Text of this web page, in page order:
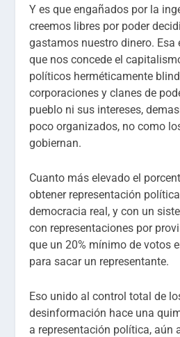
Y es que engañados por la
creemos libres por poder
gastamos nuestro dinero. Esa
que nos concede el
políticos herméticamente
corporaciones y clanes de
pueblo ni sus intereses,
poco organizados, no como
gobiernan.
Cuanto más elevado el
obtener representación
democracia real, y con un
con representaciones por
que un 20% mínimo de votos
para sacar un representante.
Eso unido al control total de
desinformación hace una
a representación política, aún